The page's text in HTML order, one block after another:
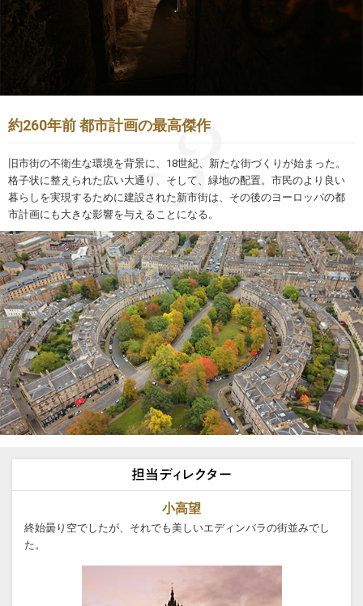
約260年前 都市計画の最高傑作
旧市街の不衛生な環境を背景に、18世紀、新たな街づくりが始まった。
格子状に整えられた広い大通り、そして、緑地の配置。市民のより良い
暮らしを実現するために建設された新市街は、その後のヨーロッパの都
市計画にも大きな影響を与えることになる。
小高望
終始曇り空でしたが、それでも美しいエディンバラの街並みでし
た。